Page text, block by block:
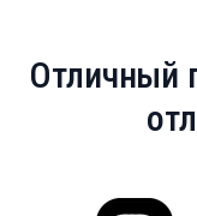
Отличный